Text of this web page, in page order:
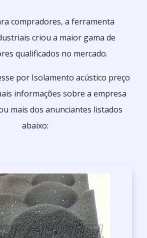
compradores, a ferramenta
criou a maior gama de
qualificados no mercado.
por Isolamento acústico preço
informações sobre a empresa
mais dos anunciantes listados
abaixo: